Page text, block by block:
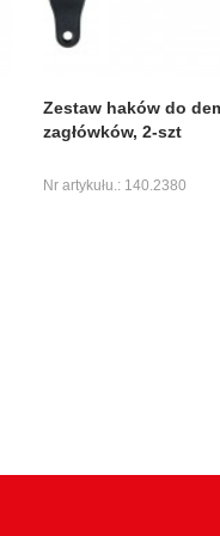
Zestaw haków do
zagłówków, 2-szt
Nr artykułu.: 140.2380